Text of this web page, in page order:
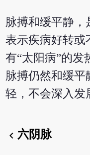
脉搏和缓平静，
表示疾病好转或
有“太阳病”的发
脉搏仍然和缓平
轻，不会深入发
chevron_left六阴脉